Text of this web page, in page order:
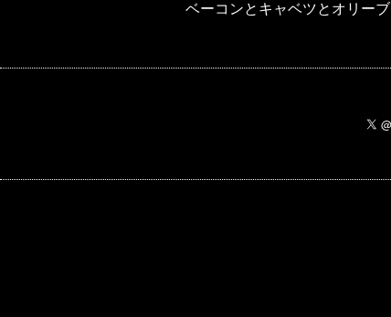
ベーコンとキャベツとオリーブ